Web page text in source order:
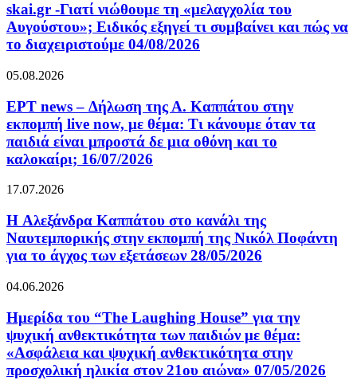
skai.gr -Γιατί νιώθουμε τη «μελαγχολία του
Αυγούστου»; Ειδικός εξηγεί τι συμβαίνει και πώς να
το διαχειριστούμε 04/08/2026
05.08.2026
ΕΡΤ news – Δήλωση της Α. Καππάτου στην
εκπομπή live now, με θέμα: Τι κάνουμε όταν τα
παιδιά είναι μπροστά δε μια οθόνη και το
καλοκαίρι; 16/07/2026
17.07.2026
H Αλεξάνδρα Καππάτου στο κανάλι της
Ναυτεμπορικής στην εκπομπή της Νικόλ Ποφάντη
για το άγχος των εξετάσεων 28/05/2026
04.06.2026
Ημερίδα του “The Laughing House” για την
ψυχική ανθεκτικότητα των παιδιών με θέμα:
«Ασφάλεια και ψυχική ανθεκτικότητα στην
προσχολική ηλικία στον 21ου αιώνα» 07/05/2026